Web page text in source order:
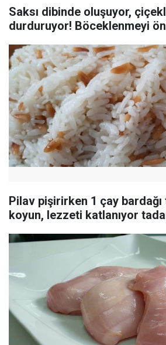
Saksı dibinde oluşuyor,
durduruyor! Böceklenmeyi
Pilav pişirirken 1 çay
koyun, lezzeti katlanıyor